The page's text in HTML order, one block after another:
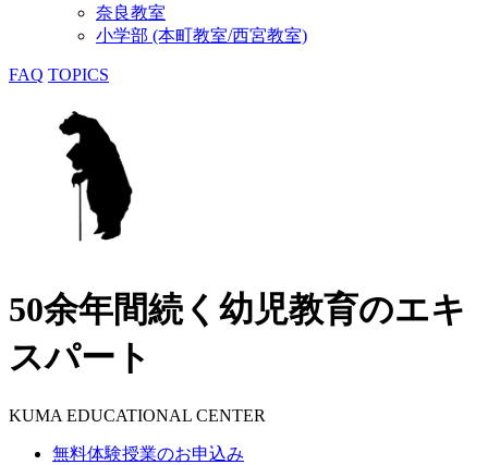
奈良教室
小学部 (本町教室/西宮教室)
FAQ TOPICS
50余年間続く幼児教育のエキ
スパート
KUMA EDUCATIONAL CENTER
無料体験授業のお申込み